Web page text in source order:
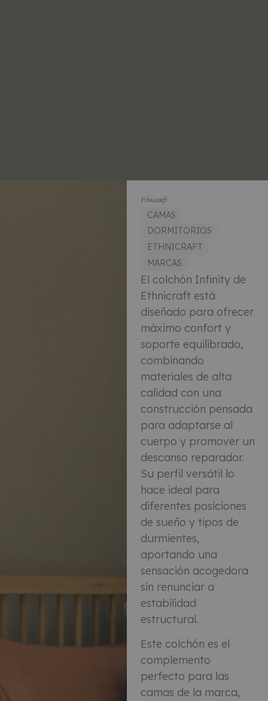
CAMAS
DORMITORIOS
ETHNICRAFT
MARCAS
El colchón Infinity de
Ethnicraft está
diseñado para ofrecer
máximo confort y
soporte equilibrado,
combinando
materiales de alta
calidad con una
construcción pensada
para adaptarse al
cuerpo y promover un
descanso reparador.
Su perfil versátil lo
hace ideal para
diferentes posiciones
de sueño y tipos de
durmientes,
aportando una
sensación acogedora
sin renunciar a
estabilidad
estructural.
Este colchón es el
complemento
perfecto para las
camas de la marca,